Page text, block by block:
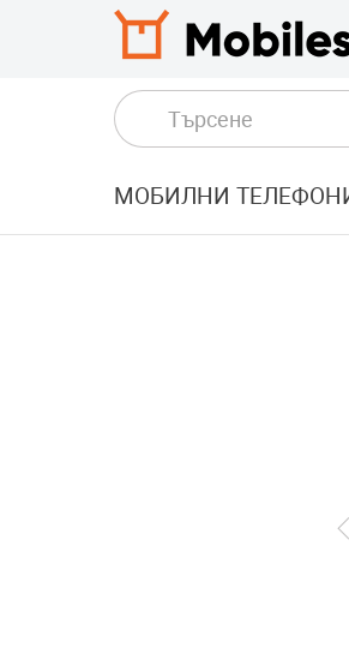
МОБИЛНИ